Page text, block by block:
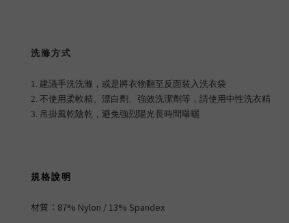
洗滌方式
1. 建議手洗洗滌，或是將衣物翻至反面裝入洗衣袋
2. 不使用柔軟精、漂白劑、強效洗潔劑等，請使用中性洗衣精
3. 吊掛風乾陰乾，避免強烈陽光長時間曝曬
規格說明
材質： 87% Nylon / 13% Spandex